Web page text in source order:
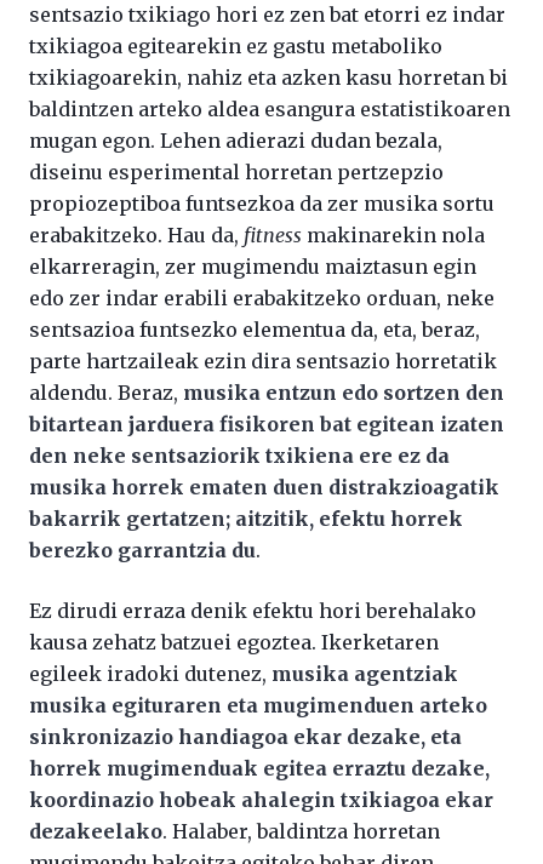
sentsazio txikiago hori ez zen bat etorri ez indar
txikiagoa egitearekin ez gastu metaboliko
txikiagoarekin, nahiz eta azken kasu horretan bi
baldintzen arteko aldea esangura estatistikoaren
mugan egon. Lehen adierazi dudan bezala,
diseinu esperimental horretan pertzepzio
propiozeptiboa funtsezkoa da zer musika sortu
erabakitzeko. Hau da, fitness makinarekin nola
elkarreragin, zer mugimendu maiztasun egin
edo zer indar erabili erabakitzeko orduan, neke
sentsazioa funtsezko elementua da, eta, beraz,
parte hartzaileak ezin dira sentsazio horretatik
aldendu. Beraz, musika entzun edo sortzen den
bitartean jarduera fisikoren bat egitean izaten
den neke sentsaziorik txikiena ere ez da
musika horrek ematen duen distrakzioagatik
bakarrik gertatzen; aitzitik, efektu horrek
berezko garrantzia du.
Ez dirudi erraza denik efektu hori berehalako
kausa zehatz batzuei egoztea. Ikerketaren
egileek iradoki dutenez, musika agentziak
musika egituraren eta mugimenduen arteko
sinkronizazio handiagoa ekar dezake, eta
horrek mugimenduak egitea erraztu dezake,
koordinazio hobeak ahalegin txikiagoa ekar
dezakeelako. Halaber, baldintza horretan